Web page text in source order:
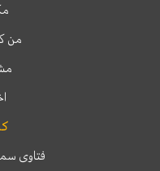
من
فتاوى